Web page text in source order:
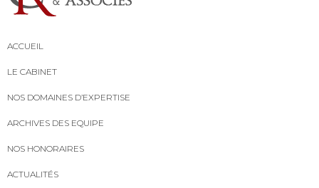
ACCUEIL
LE CABINET
NOS DOMAINES D’EXPERTISE
ARCHIVES DES EQUIPE
NOS HONORAIRES
ACTUALITÉS